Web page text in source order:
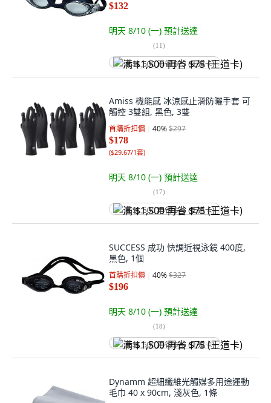
$132
明天 8/10 (一) 預計送達
(11)
满 $1,500 再省 $75 (王道卡)
Amiss 機能感 冰涼感止滑防曬手套 可
觸控 3雙組, 黑色, 3雙
首購折扣價 40%$297
$178
($29.67/1套)
明天 8/10 (一) 預計送達
(17)
满 $1,500 再省 $75 (王道卡)
SUCCESS 成功 快調近視泳鏡 400度,
黑色, 1個
首購折扣價 40%$327
$196
明天 8/10 (一) 預計送達
(18)
满 $1,500 再省 $75 (王道卡)
Dynamm 超細纖維光觸媒多用途運動
毛巾 40 x 90cm, 淺灰色, 1條